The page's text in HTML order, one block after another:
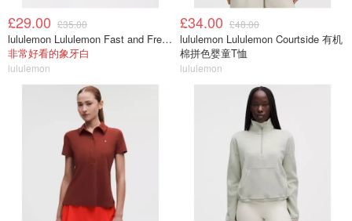
£29.00 £35.00
lululemon Lululemon Fast and Free 跑步腰包
非常好看的象牙白
lululemon
£34.00 £48.00
lululemon Lululemon Courtside 有机
棉拼色婴童T恤
lululemon